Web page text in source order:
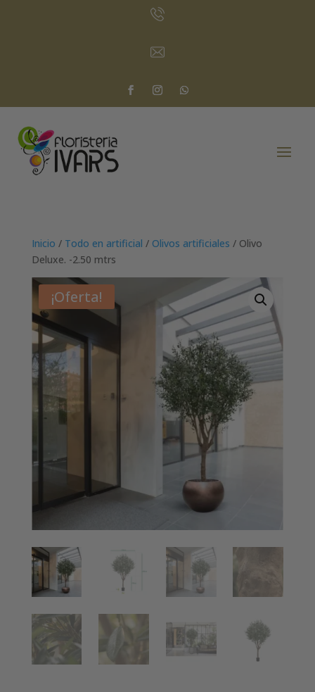
Inicio / Todo en artificial / Olivos artificiales / Olivo
Deluxe. -2.50 mtrs
¡Oferta!